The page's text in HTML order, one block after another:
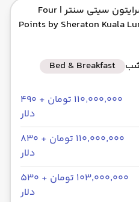
سیتی سنتر | Four
Points by Sheraton Kuala
Bed & Breakfast
۱۱۰٬۰۰۰٬۰۰۰ تومان + ۴۹۰
دلار
۱۱۰٬۰۰۰٬۰۰۰ تومان + ۸۳۰
دلار
۱۰۳٬۰۰۰٬۰۰۰ تومان + ۵۳۰
دلار